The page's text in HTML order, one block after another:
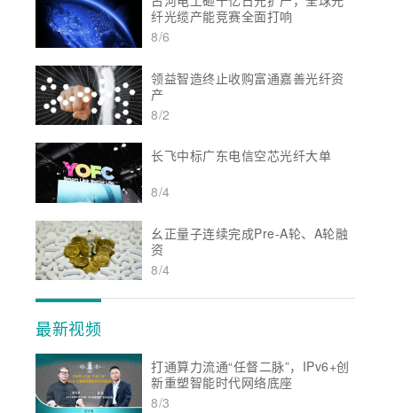
纤光缆产能竞赛全面打响
8/6
领益智造终止收购富通嘉善光纤资
产
8/2
长飞中标广东电信空芯光纤大单
8/4
幺正量子连续完成Pre-A轮、A轮融
资
8/4
最新视频
打通算力流通“任督二脉”，IPv6+创
新重塑智能时代网络底座
8/3